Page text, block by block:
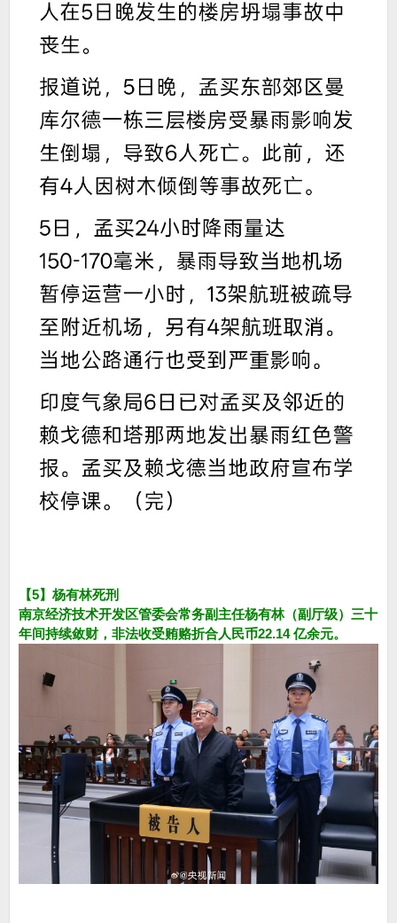
【5】杨有林死刑
南京经济技术开发区管委会常务副主任杨有林（副厅级）三十
年间持续敛财，非法收受贿赂折合人民币22.14 亿余元。